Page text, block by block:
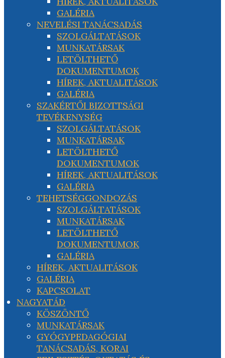
GALÉRIA
NEVELÉSI TANÁCSADÁS
SZOLGÁLTATÁSOK
MUNKATÁRSAK
LETÖLTHETŐ
DOKUMENTUMOK
HÍREK, AKTUALITÁSOK
GALÉRIA
SZAKÉRTŐI BIZOTTSÁGI
TEVÉKENYSÉG
SZOLGÁLTATÁSOK
MUNKATÁRSAK
LETÖLTHETŐ
DOKUMENTUMOK
HÍREK, AKTUALITÁSOK
GALÉRIA
TEHETSÉGGONDOZÁS
SZOLGÁLTATÁSOK
MUNKATÁRSAK
LETÖLTHETŐ
DOKUMENTUMOK
GALÉRIA
HÍREK, AKTUALITÁSOK
GALÉRIA
KAPCSOLAT
NAGYATÁD
KÖSZÖNTŐ
MUNKATÁRSAK
GYÓGYPEDAGÓGIAI
TANÁCSADÁS, KORAI